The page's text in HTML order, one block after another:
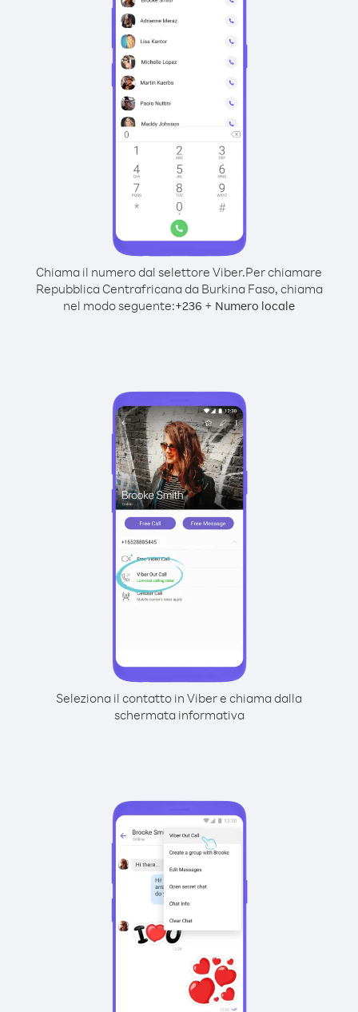
Chiama il numero dal selettore Viber.Per chiamare
Repubblica Centrafricana da Burkina Faso, chiama
nel modo seguente:+236 + Numero locale
Seleziona il contatto in Viber e chiama dalla
schermata informativa